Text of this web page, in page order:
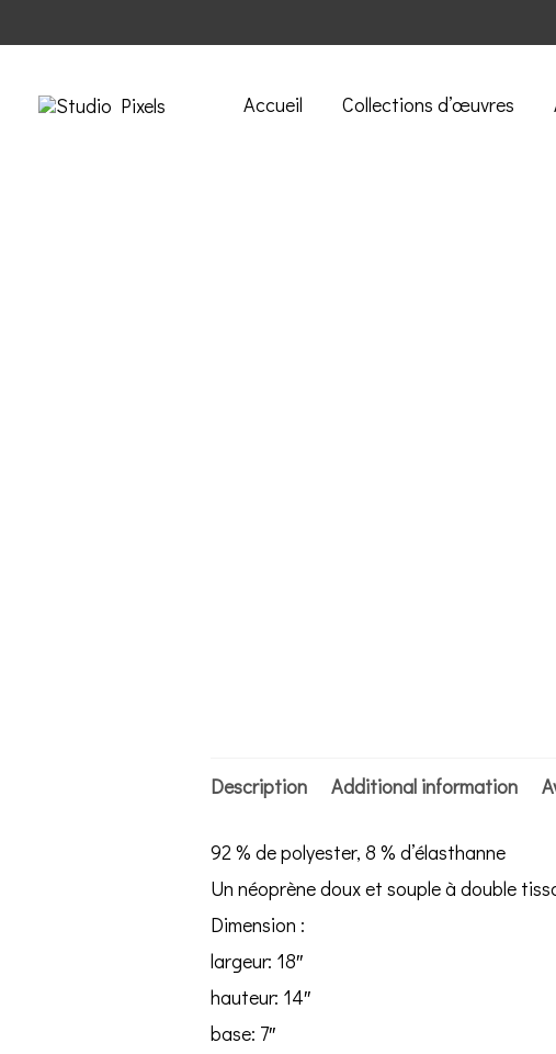
Accueil Collections d’œuvres
Description Additional information
92 % de polyester, 8 % d’élasthanne
Un néoprène doux et souple à double
Dimension :
largeur: 18″
hauteur: 14″
base: 7″